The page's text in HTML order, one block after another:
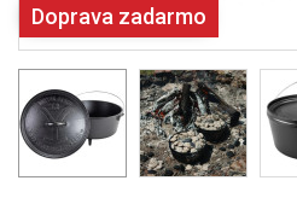
Doprava zadarmo